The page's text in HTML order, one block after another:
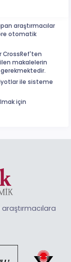
araştırmacılar
otomatik
CrossRef'ten
makalelerin
gerekmektedir.
ile sisteme
için
araştırmacılara